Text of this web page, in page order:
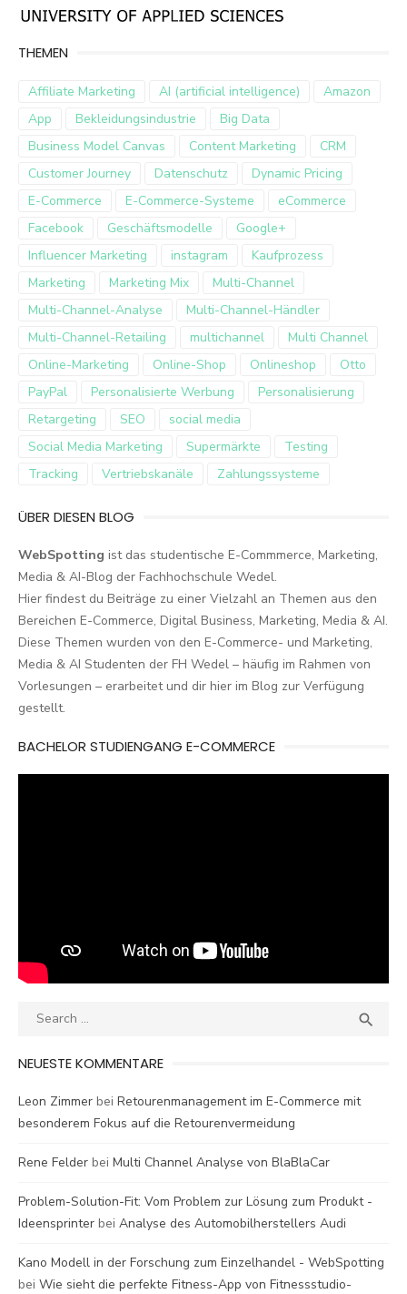
THEMEN
Affiliate Marketing AI (artificial intelligence)
Amazon
App
Bekleidungsindustrie
Big Data
Business Model Canvas
Content Marketing
CRM
Customer Journey
Datenschutz
Dynamic Pricing
E-Commerce
E-Commerce-Systeme
eCommerce
Facebook
Geschäftsmodelle
Google+
Influencer Marketing
instagram
Kaufprozess
Marketing
Marketing Mix
Multi-Channel
Multi-Channel-Analyse
Multi-Channel-Händler
Multi-Channel-Retailing
multichannel
Multi Channel
Online-Marketing
Online-Shop Onlineshop
Otto
PayPal
Personalisierte Werbung
Personalisierung
Retargeting
SEO
social media
Social Media Marketing
Supermärkte
Testing
Tracking
Vertriebskanäle Zahlungssysteme
ÜBER DIESEN BLOG
WebSpotting ist das studentische E-Commmerce, Marketing,
Media & AI-Blog der Fachhochschule Wedel.
Hier findest du Beiträge zu einer Vielzahl an Themen aus den
Bereichen E-Commerce, Digital Business, Marketing, Media & AI.
Diese Themen wurden von den E-Commerce- und Marketing,
Media & AI Studenten der FH Wedel – häufig im Rahmen von
Vorlesungen – erarbeitet und dir hier im Blog zur Verfügung
gestellt.
BACHELOR STUDIENGANG E-COMMERCE
Search

NEUESTE KOMMENTARE
Leon Zimmer bei Retourenmanagement im E-Commerce mit
besonderem Fokus auf die Retourenvermeidung
Rene Felder bei Multi Channel Analyse von BlaBlaCar
Problem-Solution-Fit: Vom Problem zur Lösung zum Produkt -
Ideensprinter bei Analyse des Automobilherstellers Audi
Kano Modell in der Forschung zum Einzelhandel - WebSpotting
bei Wie sieht die perfekte Fitness-App von Fitnessstudio-